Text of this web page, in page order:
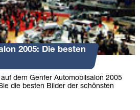
2005: Die besten
dem Genfer Automobilsalon 2005
die besten Bilder der schönsten